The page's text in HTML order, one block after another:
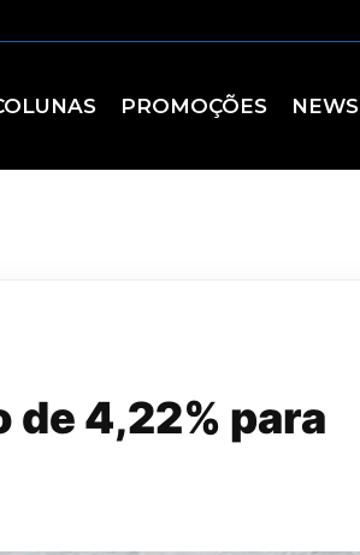
PROMOÇÕES NEWS
4,22% para